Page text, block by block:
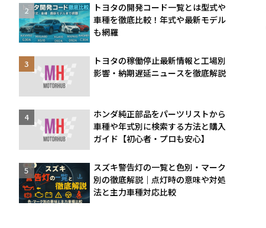
トヨタの開発コード一覧とは型式や
車種を徹底比較！年式や最新モデル
も網羅
トヨタの稼働停止最新情報と工場別
影響・納期遅延ニュースを徹底解説
ホンダ純正部品をパーツリストから
車種や年式別に検索する方法と購入
ガイド【初心者・プロも安心】
スズキ警告灯の一覧と色別・マーク
別の徹底解説｜点灯時の意味や対処
法と主力車種対応比較